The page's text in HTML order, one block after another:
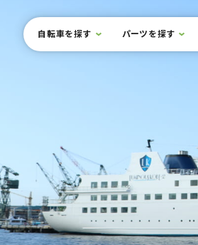
サイト内メニュー
本文までスキップ
自転車を探す パーツを探す